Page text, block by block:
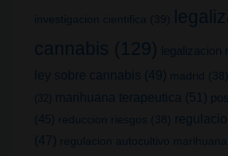
investigacion cientifica (39)
cannabis (129) legalizacion
ley sobre cannabis (49) madrid (38)
(32)
marihuana terapeutica (51)
(45) reduccion riesgos (38)
(47) regulacion autocultivo marihuana